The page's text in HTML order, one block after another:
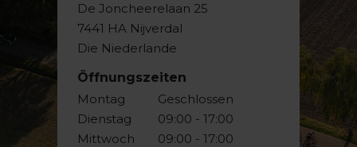
De Joncheerelaan 25
7441 HA Nijverdal
Die Niederlande
Öffnungszeiten
Montag
Dienstag
Mittwoch
Geschlossen
09:00 - 17:00
09:00 - 17:00